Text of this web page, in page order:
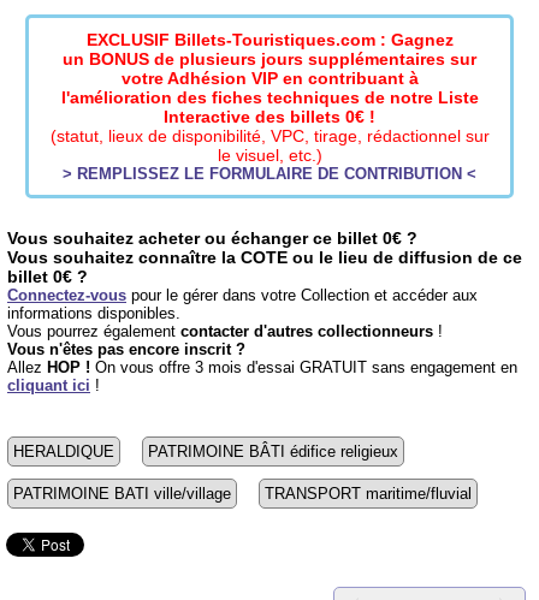
EXCLUSIF Billets-Touristiques.com : Gagnez
un BONUS de plusieurs jours supplémentaires sur
votre Adhésion VIP en contribuant à
l'amélioration des fiches techniques de notre Liste
Interactive des billets 0€ !
(statut, lieux de disponibilité, VPC, tirage, rédactionnel sur
le visuel, etc.)
> REMPLISSEZ LE FORMULAIRE DE CONTRIBUTION <
Vous souhaitez acheter ou échanger ce billet 0€ ?
Vous souhaitez connaître la COTE ou le lieu de diffusion de ce
billet 0€ ?
Connectez-vous pour le gérer dans votre Collection et accéder aux
informations disponibles.
Vous pourrez également contacter d'autres collectionneurs !
Vous n'êtes pas encore inscrit ?
Allez HOP ! On vous offre 3 mois d'essai GRATUIT sans engagement en
cliquant ici !
HERALDIQUE PATRIMOINE BÂTI édifice religieux
PATRIMOINE BATI ville/village TRANSPORT maritime/fluvial